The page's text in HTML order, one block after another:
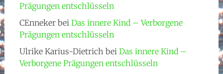
Prägungen entschlüsseln
CEnnekerbei Das innere Kind – Verborgene
Prägungen entschlüsseln
Ulrike Karius-Dietrich bei Das innere Kind –
Verborgene Prägungen entschlüsseln